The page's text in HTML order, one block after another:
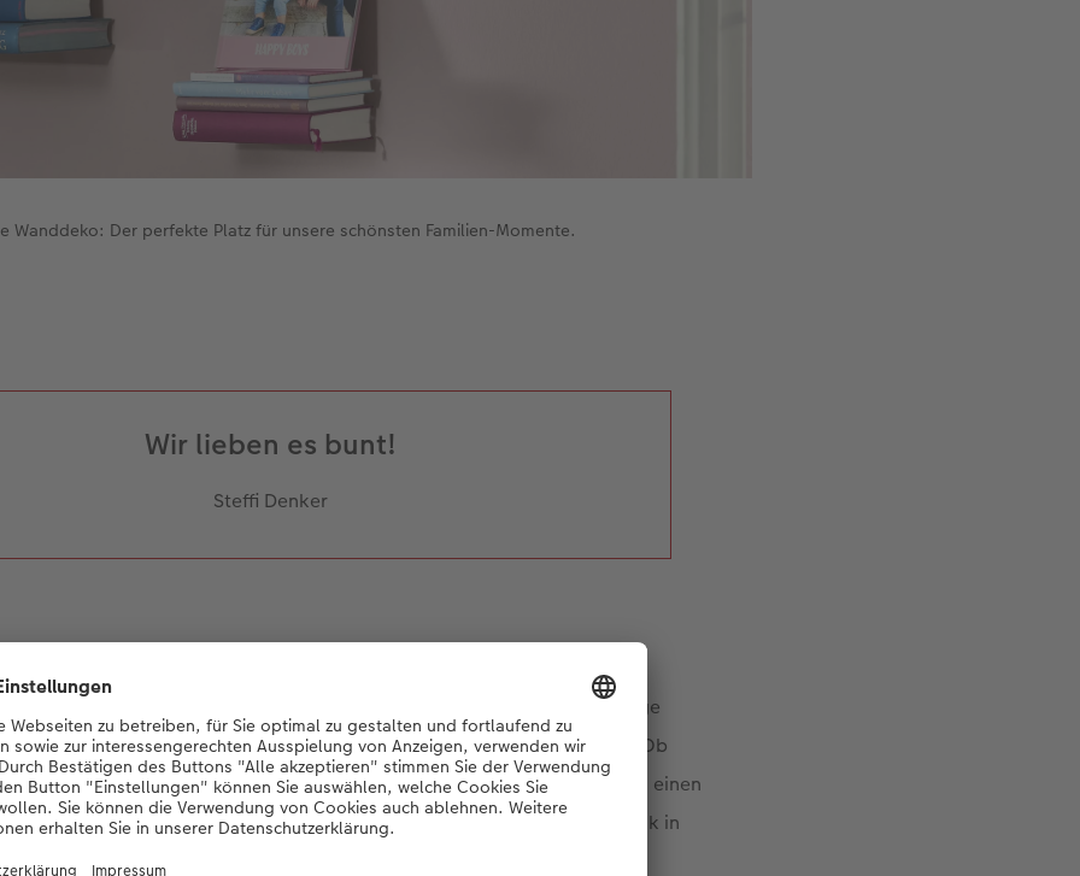
Wanddeko: Der perfekte Platz für unsere schönsten Familien-Momente.
Wir lieben es bunt!
Steffi Denker
kreative Idee für die Fotobücher? Schweberegale, auf die wir einige
Sie bilden ein ideales Podest für unsere CEWE FOTOBUCH Ausgaben. Ob
Bücher stimmen wir farblich auf das Fotobuch-Cover ab und schaffen einen
Look Color Pop. Mit unterschiedlichen Regalhöhen bringen wir Dynamik in